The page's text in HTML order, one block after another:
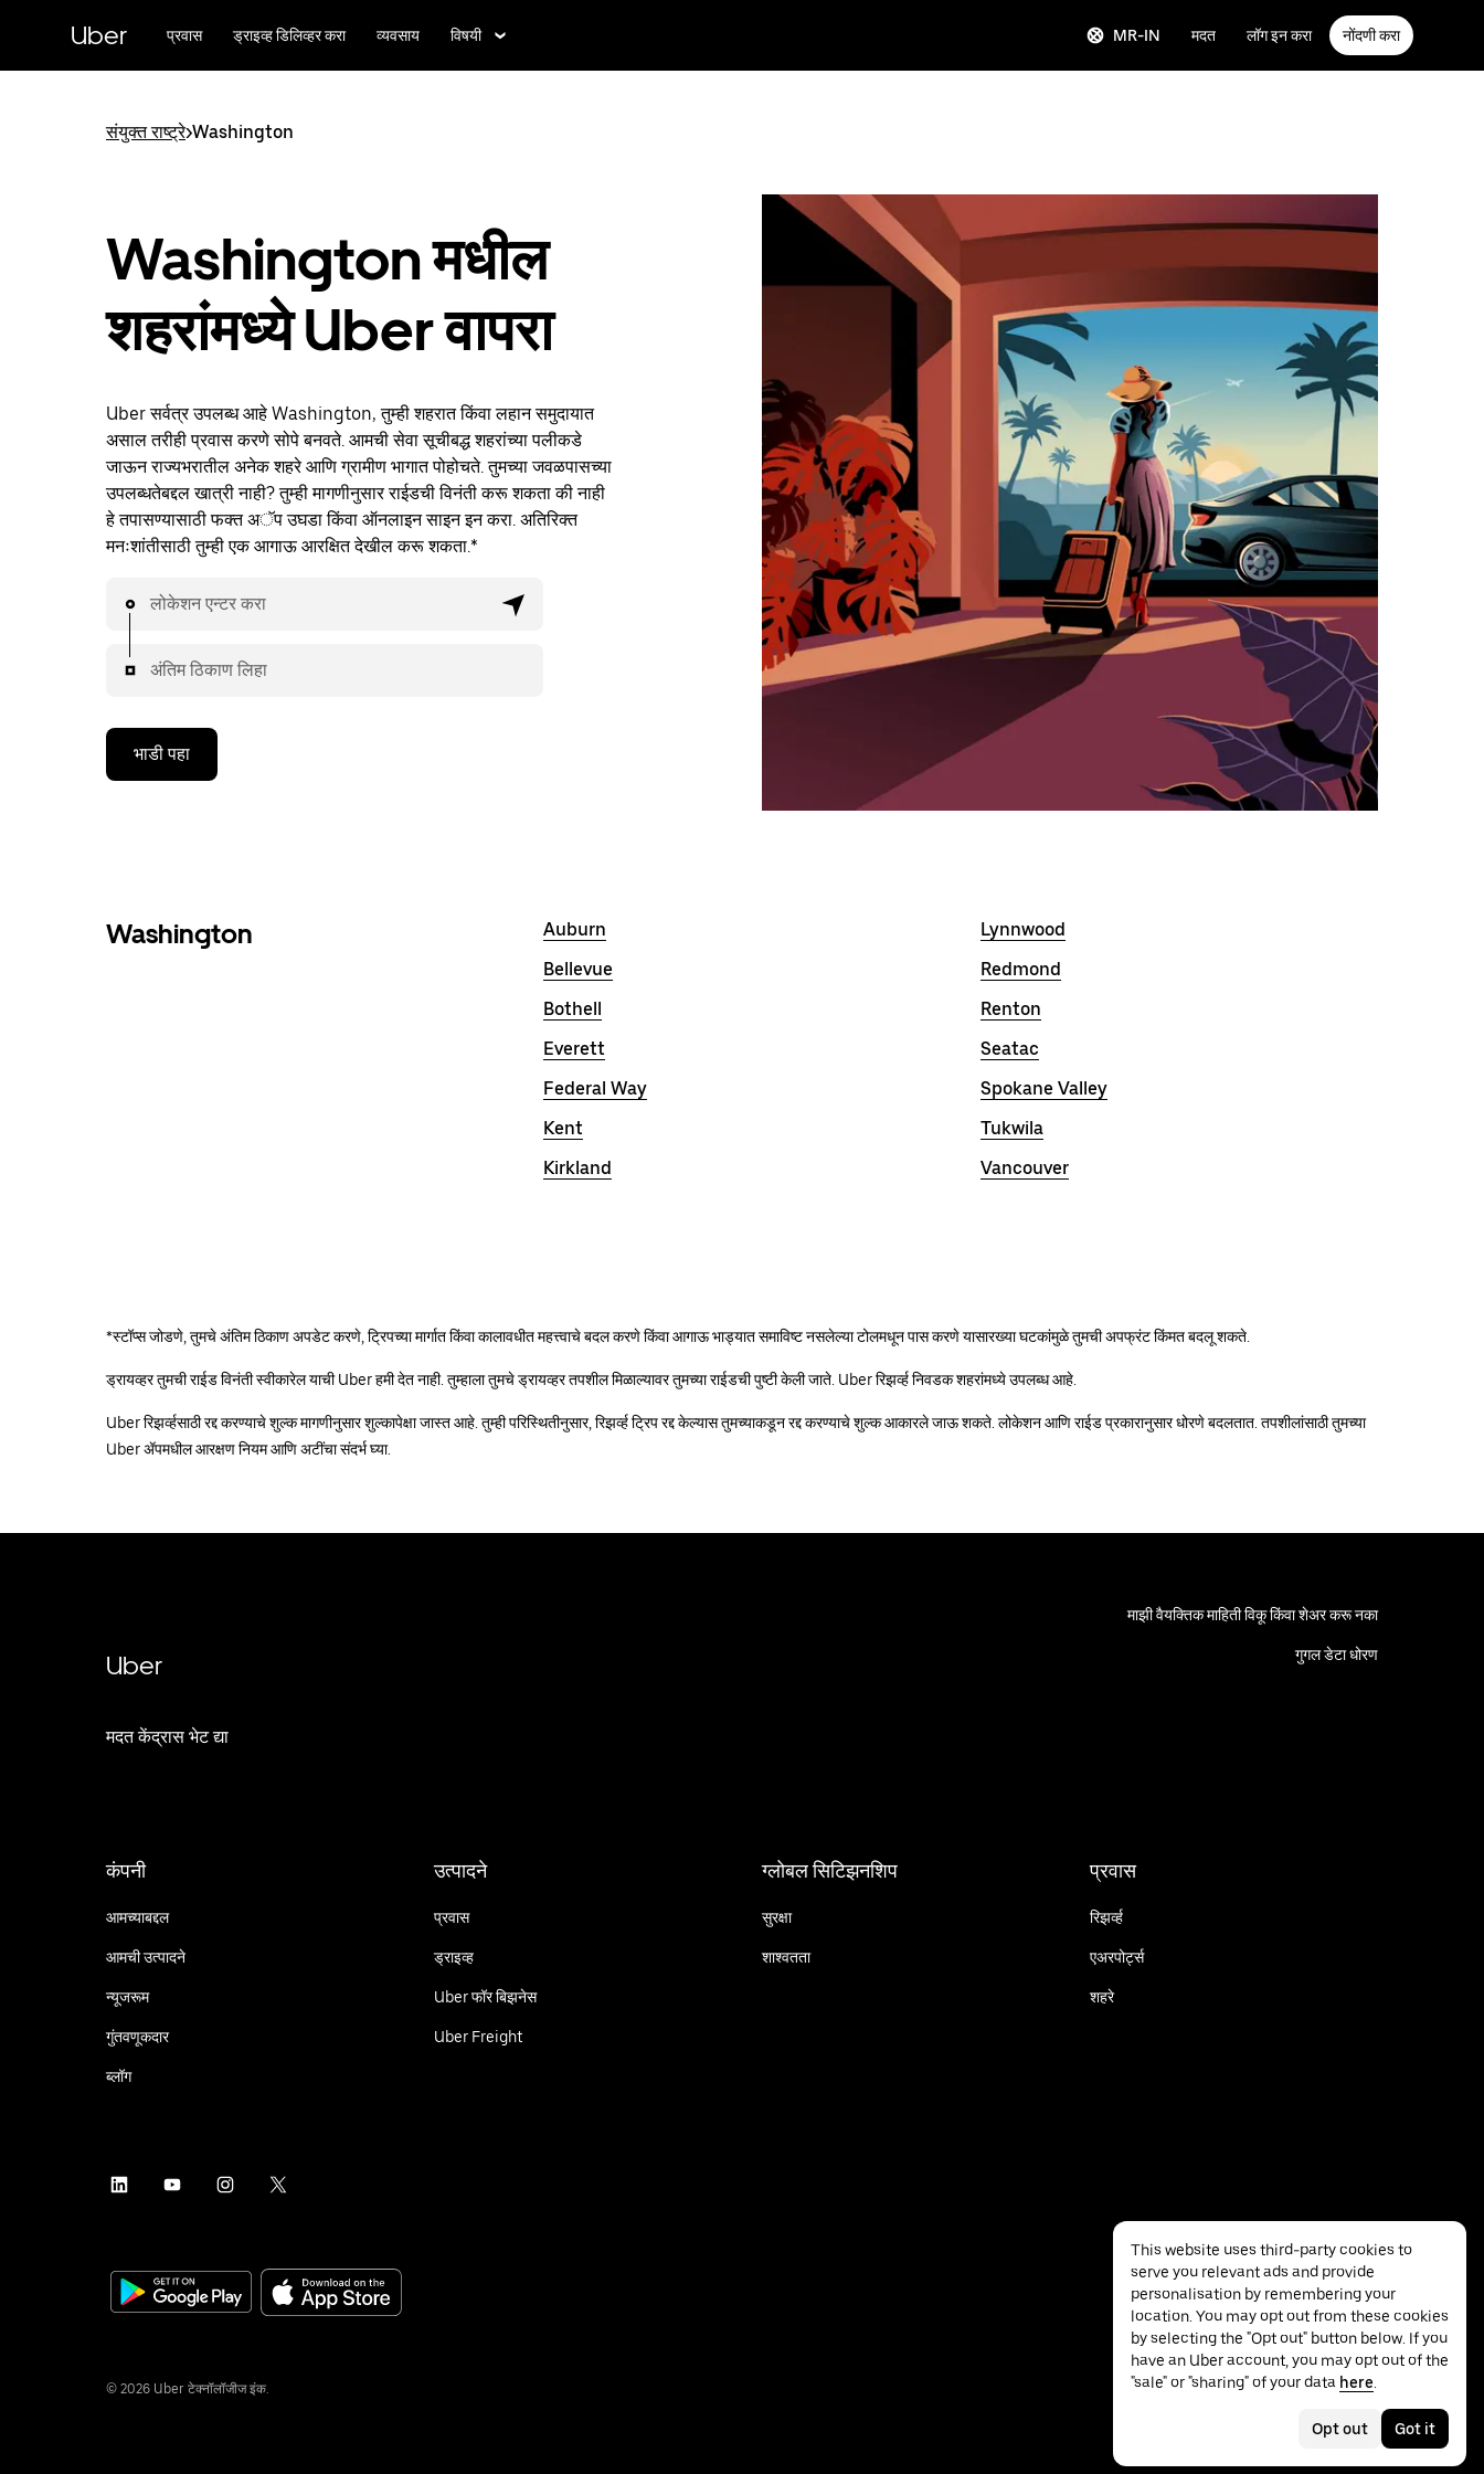
Uber प्रवास ड्राइव्ह डिलिव्हर करा व्यवसाय विषयी MR-IN मदत लॉग इन करा नोंदणी करा
संयुक्त राष्ट्रे>Washington
Washington मधील
शहरांमध्ये Uber वापरा
Uber सर्वत्र उपलब्ध आहे Washington, तुम्ही शहरात किंवा लहान समुदायात
असाल तरीही प्रवास करणे सोपे बनवते. आमची सेवा सूचीबद्ध शहरांच्या पलीकडे
जाऊन राज्यभरातील अनेक शहरे आणि ग्रामीण भागात पोहोचते. तुमच्या जवळपासच्या
उपलब्धतेबद्दल खात्री नाही? तुम्ही मागणीनुसार राईडची विनंती करू शकता की नाही
हे तपासण्यासाठी फक्त अॅप उघडा किंवा ऑनलाइन साइन इन करा. अतिरिक्त
मनःशांतीसाठी तुम्ही एक आगाऊ आरक्षित देखील करू शकता.*
लोकेशन एन्टर करा
अंतिम ठिकाण लिहा
भाडी पहा
Washington
Auburn
Bellevue
Bothell
Everett
Federal Way
Kent
Kirkland
Lynnwood
Redmond
Renton
Seatac
Spokane Valley
Tukwila
Vancouver
*स्टॉप्स जोडणे, तुमचे अंतिम ठिकाण अपडेट करणे, ट्रिपच्या मार्गात किंवा कालावधीत महत्त्वाचे बदल करणे किंवा आगाऊ भाड्यात समाविष्ट नसलेल्या टोलमधून पास करणे यासारख्या घटकांमुळे तुमची अपफ्रंट किंमत बदलू शकते.
ड्रायव्हर तुमची राईड विनंती स्वीकारेल याची Uber हमी देत नाही. तुम्हाला तुमचे ड्रायव्हर तपशील मिळाल्यावर तुमच्या राईडची पुष्टी केली जाते. Uber रिझर्व्ह निवडक शहरांमध्ये उपलब्ध आहे.
Uber रिझर्व्हसाठी रद्द करण्याचे शुल्क मागणीनुसार शुल्कापेक्षा जास्त आहे. तुम्ही परिस्थितीनुसार, रिझर्व्ह ट्रिप रद्द केल्यास तुमच्याकडून रद्द करण्याचे शुल्क आकारले जाऊ शकते. लोकेशन आणि राईड प्रकारानुसार धोरणे बदलतात. तपशीलांसाठी तुमच्या
Uber ॲपमधील आरक्षण नियम आणि अटींचा संदर्भ घ्या.
Uber
मदत केंद्रास भेट द्या
माझी वैयक्तिक माहिती विकू किंवा शेअर करू नका
गुगल डेटा धोरण
कंपनी
आमच्याबद्दल
आमची उत्पादने
न्यूजरूम
गुंतवणूकदार
ब्लॉग
उत्पादने
प्रवास
ड्राइव्ह
Uber फॉर बिझनेस
Uber Freight
ग्लोबल सिटिझनशिप
सुरक्षा
शाश्वतता
प्रवास
रिझर्व्ह
एअरपोर्ट्स
शहरे
© 2026 Uber टेक्नॉलॉजीज इंक.
गोपनीयता ॲक्सेसिबिलिटी नियम
This website uses third-party cookies to
serve you relevant ads and provide
personalisation by remembering your
location. You may opt out from these cookies
by selecting the "Opt out" button below. If you
have an Uber account, you may opt out of the
"sale" or "sharing" of your data here
Opt out Got it